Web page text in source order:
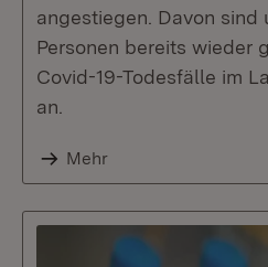
angestiegen. Davon sind
Personen bereits wieder
Covid-19-Todesfälle im
an.
Mehr